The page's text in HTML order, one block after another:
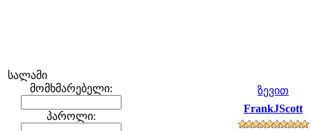
სალამი
მომხმარებელი:
პაროლი:
ზევით
FrankJScott